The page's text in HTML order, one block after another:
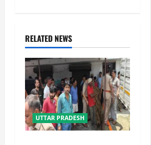
v
i
g
a
t
RELATED NEWS
UTTAR PRADESH